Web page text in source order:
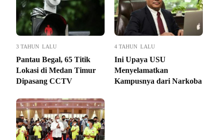
3 TAHUN LALU
Pantau Begal, 65 Titik
Lokasi di Medan Timur
Dipasang CCTV
4 TAHUN LALU
Ini Upaya USU
Menyelamatkan
Kampusnya dari Narkoba